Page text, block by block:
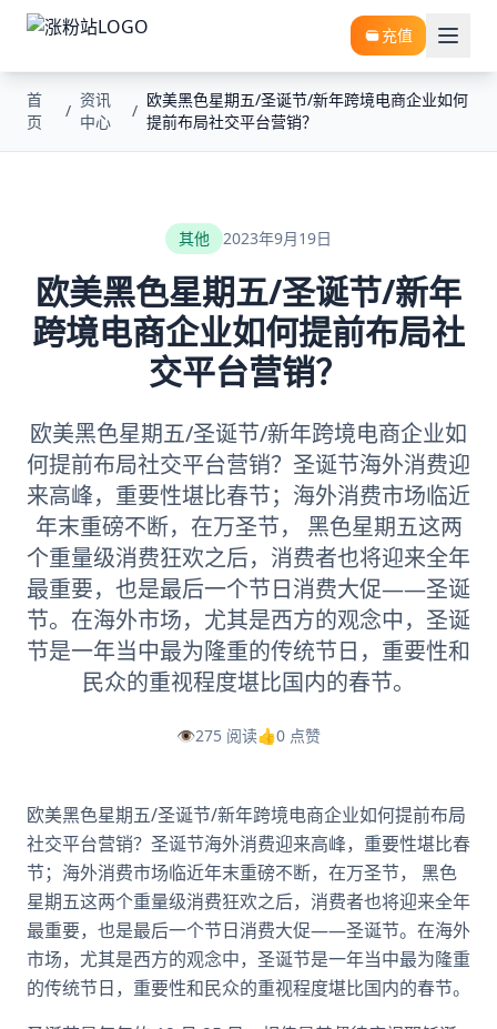
充值
首
页
/
资讯
中心
/
欧美黑色星期五/圣诞节/新年跨境电商企业如何
提前布局社交平台营销？
其他 2023年9月19日
欧美黑色星期五/圣诞节/新年
跨境电商企业如何提前布局社
交平台营销？
欧美黑色星期五/圣诞节/新年跨境电商企业如
何提前布局社交平台营销？圣诞节海外消费迎
来高峰，重要性堪比春节；海外消费市场临近
年末重磅不断，在万圣节， 黑色星期五这两
个重量级消费狂欢之后，消费者也将迎来全年
最重要，也是最后一个节日消费大促——圣诞
节。在海外市场，尤其是西方的观念中，圣诞
节是一年当中最为隆重的传统节日，重要性和
民众的重视程度堪比国内的春节。
👁️275 阅读👍0 点赞
欧美黑色星期五/圣诞节/新年跨境电商企业如何提前布局
社交平台营销？圣诞节海外消费迎来高峰，重要性堪比春
节；海外消费市场临近年末重磅不断，在万圣节， 黑色
星期五这两个重量级消费狂欢之后，消费者也将迎来全年
最重要，也是最后一个节日消费大促——圣诞节。在海外
市场，尤其是西方的观念中，圣诞节是一年当中最为隆重
的传统节日，重要性和民众的重视程度堪比国内的春节。